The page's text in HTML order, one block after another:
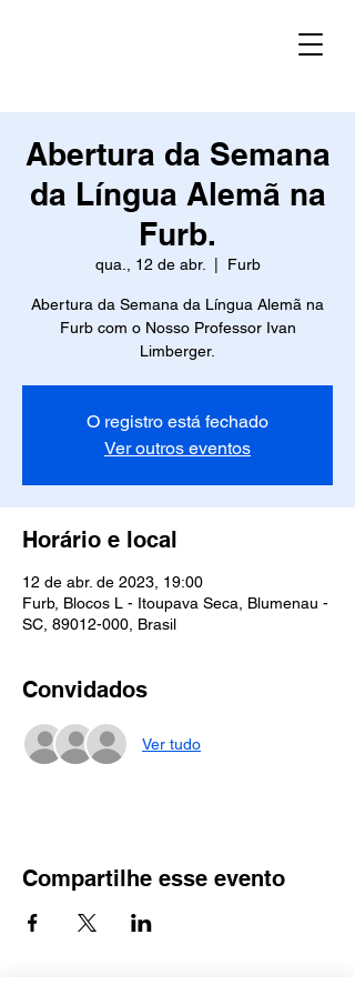
Abertura da Semana
da Língua Alemã na
Furb.
qua., 12 de abr. Furb
Abertura da Semana da Língua Alemã na
Furb com o Nosso Professor Ivan
Limberger.
O registro está fechado
Ver outros eventos
Horário e local
12 de abr. de 2023, 19:00
Furb, Blocos L - Itoupava Seca, Blumenau -
SC, 89012-000, Brasil
Convidados
Ver tudo
Compartilhe esse evento